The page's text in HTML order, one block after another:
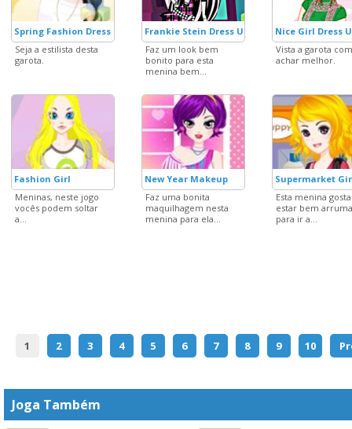
Spring Fashion Dress Up 3
Seja a estilista desta
garota.
Frankie Stein Dress Up
Faz um look bem
bonito para esta
menina bem...
Nice Girl Dress
Vista a garota
achar melhor.
Fashion Girl
Meninas, neste jogo
vocês podem soltar
a...
New Year Makeup
Faz uma bonita
maquilhagem nesta
menina para ela...
Supermarket
Esta menina
estar bem
para ir a...
1 2 3 4 5 6 7 8 9 10
Joga Também